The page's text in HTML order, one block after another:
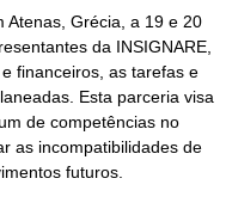
Atenas, Grécia, a 19 e 20
da INSIGNARE,
financeiros, as tarefas e
Esta parceria visa
de competências no
as incompatibilidades de
futuros.